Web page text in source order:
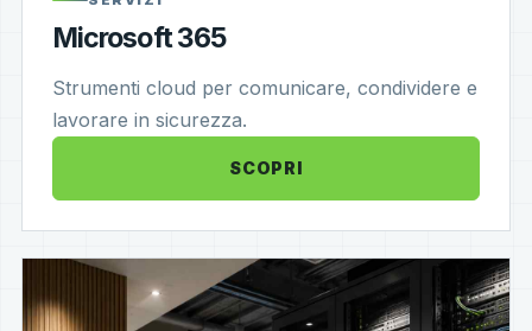
Microsoft 365
Strumenti cloud per comunicare, condividere e
lavorare in sicurezza.
SCOPRI